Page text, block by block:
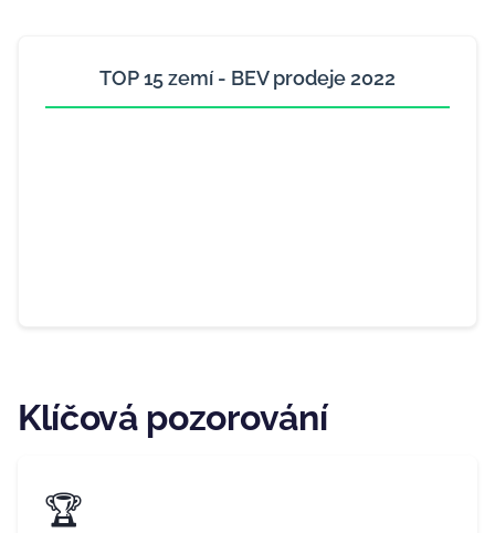
TOP 15 zemí - BEV prodeje 2022
Klíčová pozorování
🏆